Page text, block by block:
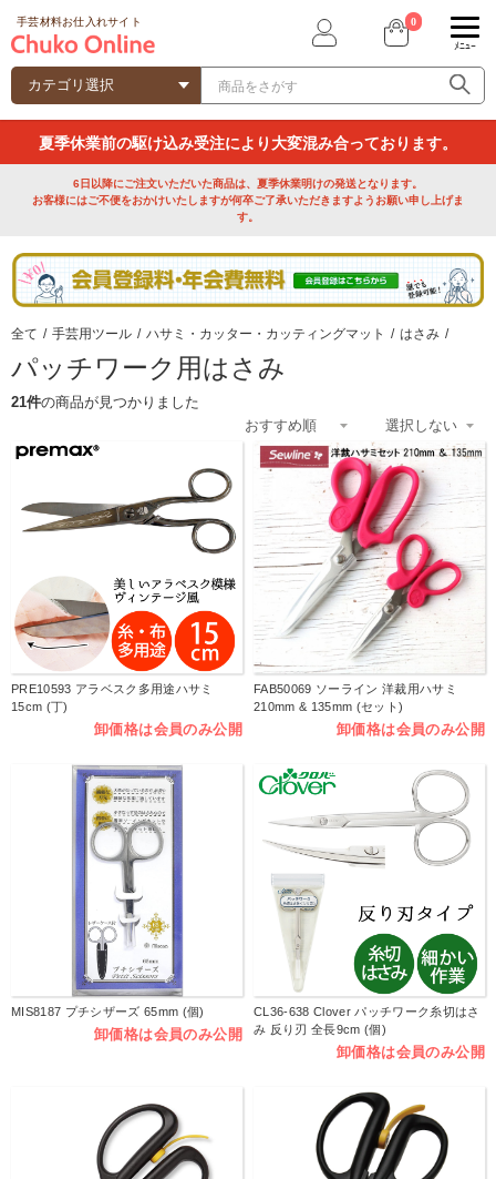
手芸材料お仕入れサイト 0
ﾒﾆｭｰ
夏季休業前の駆け込み受注により大変混み合っております。
6日以降にご注文いただいた商品は、夏季休業明けの発送となります。
お客様にはご不便をおかけいたしますが何卒ご了承いただきますようお願い申し上げま
す。
全て / 手芸用ツール / ハサミ・カッター・カッティングマット / はさみ /
パッチワーク用はさみ
21件の商品が見つかりました
PRE10593 アラベスク多用途ハサミ
15cm (丁)
卸価格は会員のみ公開
FAB50069 ソーライン 洋裁用ハサミ
210mm & 135mm (セット)
卸価格は会員のみ公開
MIS8187 プチシザーズ 65mm (個)
卸価格は会員のみ公開
CL36-638 Clover パッチワーク糸切はさ
み 反り刃 全長9cm (個)
卸価格は会員のみ公開